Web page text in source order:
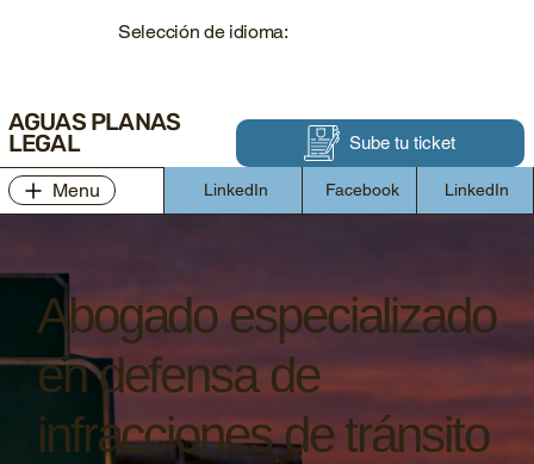
AGUAS PLANAS
LEGAL
Selección de idioma:
Sube tu ticket
Menu LinkedIn Facebook LinkedIn
Abogado especializado
en defensa de
infracciones de tránsito